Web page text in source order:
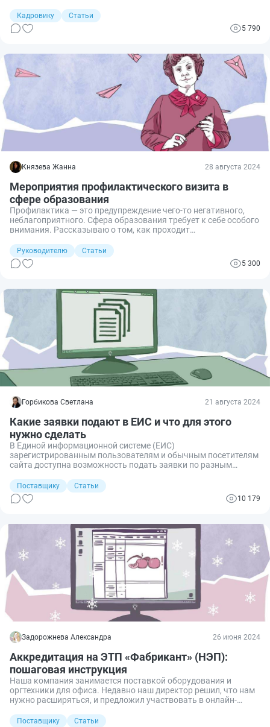
Кадровику
Статьи
5 790
Князева Жанна 28 августа 2024
Мероприятия профилактического визита в
сфере образования
Профилактика — это предупреждение чего-то негативного,
неблагоприятного. Сфера образования требует к себе особого
внимания. Рассказываю о том, как проходит
последствия.
Руководителю
Статьи
5 300
Горбикова Светлана 21 августа 2024
Какие заявки подают в ЕИС и что для этого
нужно сделать
В Единой информационной системе (ЕИС)
зарегистрированным пользователям и обычным посетителям
сайта доступна возможность подать заявки по разным
сделать.
Поставщику
Статьи
10 179
Задорожнева Александра 26 июня 2024
Аккредитация на ЭТП «Фабрикант» (НЭП):
пошаговая инструкция
Наша компания занимается поставкой оборудования и
оргтехники для офиса. Недавно наш директор решил, что нам
нужно расширяться, и предложил участвовать в онлайн-
обучение по торгам и рассказали нам, как
Поставщику Статьи